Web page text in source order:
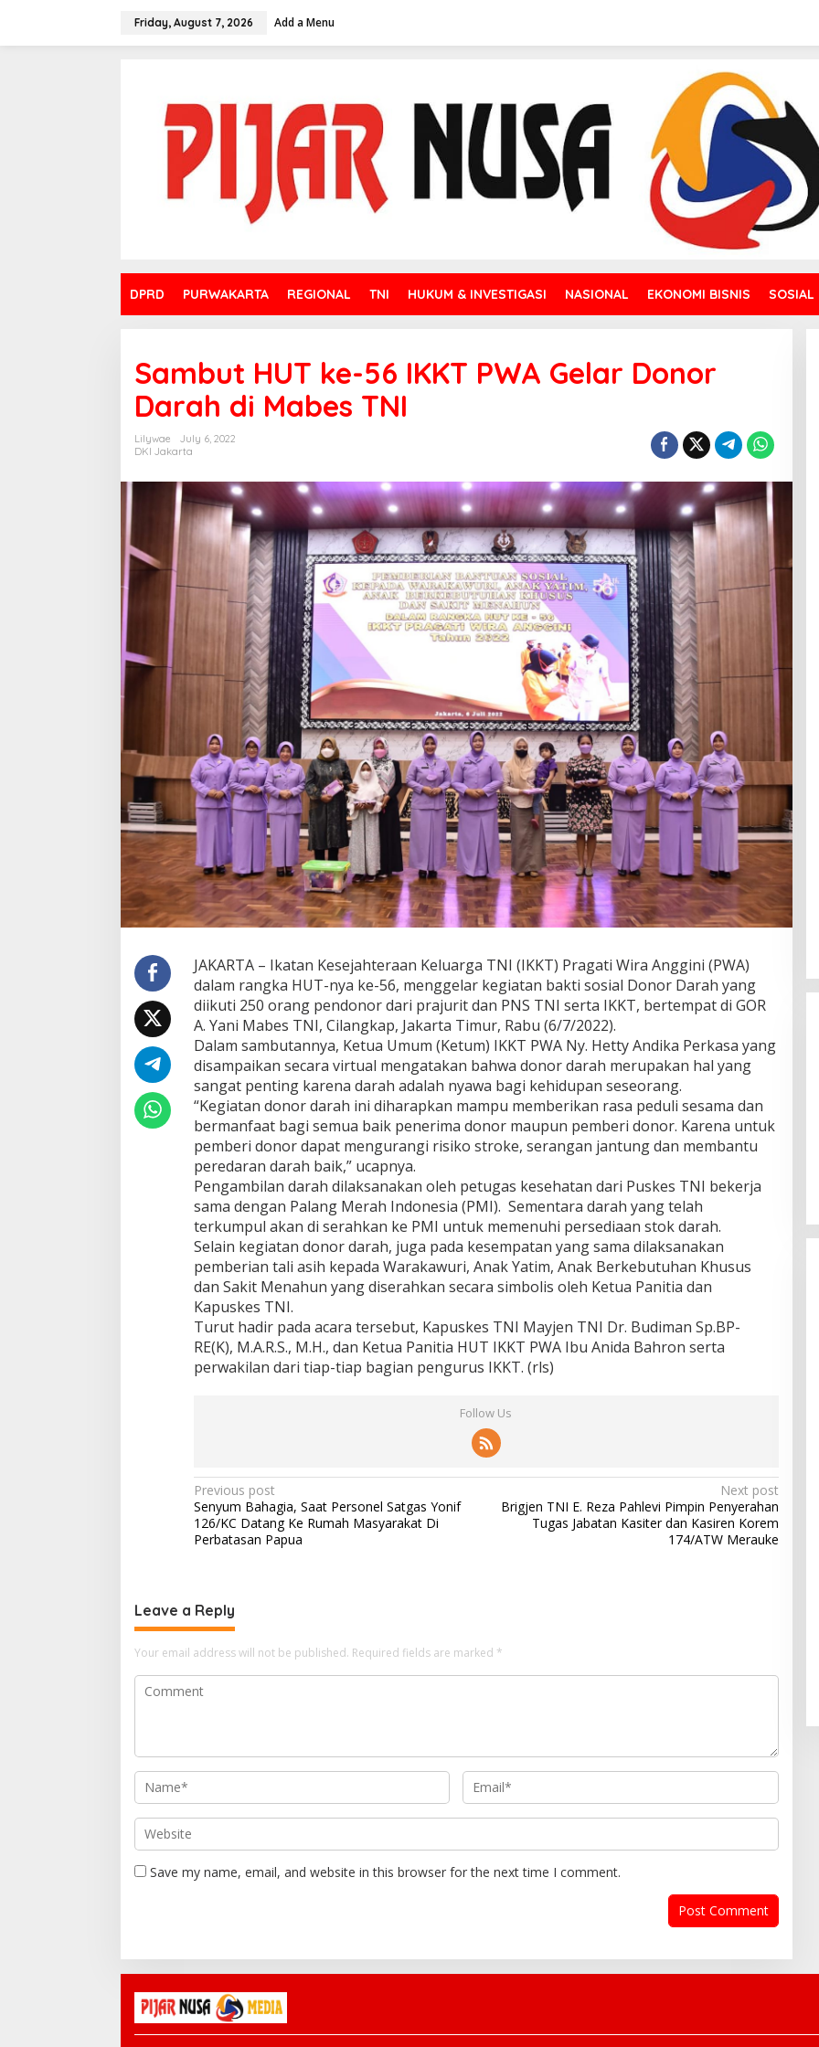
Friday, August 7, 2026 Add a Menu
DPRD PURWAKARTA REGIONAL TNI HUKUM & INVESTIGASI NASIONAL EKONOMI BISNIS SOSIAL
Sambut HUT ke-56 IKKT PWA Gelar Donor
Darah di Mabes TNI
Lilywae
July 6, 2022
DKI Jakarta
JAKARTA – Ikatan Kesejahteraan Keluarga TNI (IKKT) Pragati Wira Anggini (PWA)
dalam rangka HUT-nya ke-56, menggelar kegiatan bakti sosial Donor Darah yang
diikuti 250 orang pendonor dari prajurit dan PNS TNI serta IKKT, bertempat di GOR
A. Yani Mabes TNI, Cilangkap, Jakarta Timur, Rabu (6/7/2022).
Dalam sambutannya, Ketua Umum (Ketum) IKKT PWA Ny. Hetty Andika Perkasa yang
disampaikan secara virtual mengatakan bahwa donor darah merupakan hal yang
sangat penting karena darah adalah nyawa bagi kehidupan seseorang.
“Kegiatan donor darah ini diharapkan mampu memberikan rasa peduli sesama dan
bermanfaat bagi semua baik penerima donor maupun pemberi donor. Karena untuk
pemberi donor dapat mengurangi risiko stroke, serangan jantung dan membantu
peredaran darah baik,” ucapnya.
Pengambilan darah dilaksanakan oleh petugas kesehatan dari Puskes TNI bekerja
sama dengan Palang Merah Indonesia (PMI). Sementara darah yang telah
terkumpul akan di serahkan ke PMI untuk memenuhi persediaan stok darah.
Selain kegiatan donor darah, juga pada kesempatan yang sama dilaksanakan
pemberian tali asih kepada Warakawuri, Anak Yatim, Anak Berkebutuhan Khusus
dan Sakit Menahun yang diserahkan secara simbolis oleh Ketua Panitia dan
Kapuskes TNI.
Turut hadir pada acara tersebut, Kapuskes TNI Mayjen TNI Dr. Budiman Sp.BP-
RE(K), M.A.R.S., M.H., dan Ketua Panitia HUT IKKT PWA Ibu Anida Bahron serta
perwakilan dari tiap-tiap bagian pengurus IKKT. (rls)
Follow Us
Post
navigation
Previous post
Senyum Bahagia, Saat Personel Satgas Yonif
126/KC Datang Ke Rumah Masyarakat Di
Perbatasan Papua
Next post
Brigjen TNI E. Reza Pahlevi Pimpin Penyerahan
Tugas Jabatan Kasiter dan Kasiren Korem
174/ATW Merauke
Leave a Reply
Your email address will not be published. Required fields are marked *
Save my name, email, and website in this browser for the next time I comment.
Wakil Panglima TNI dan Sejumlah
Pejabat Negara Terima Warga
Marinir